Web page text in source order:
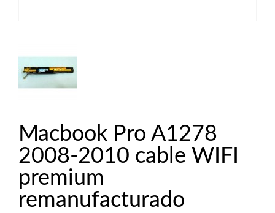
Macbook Pro A1278
2008-2010 cable WIFI
premium
remanufacturado